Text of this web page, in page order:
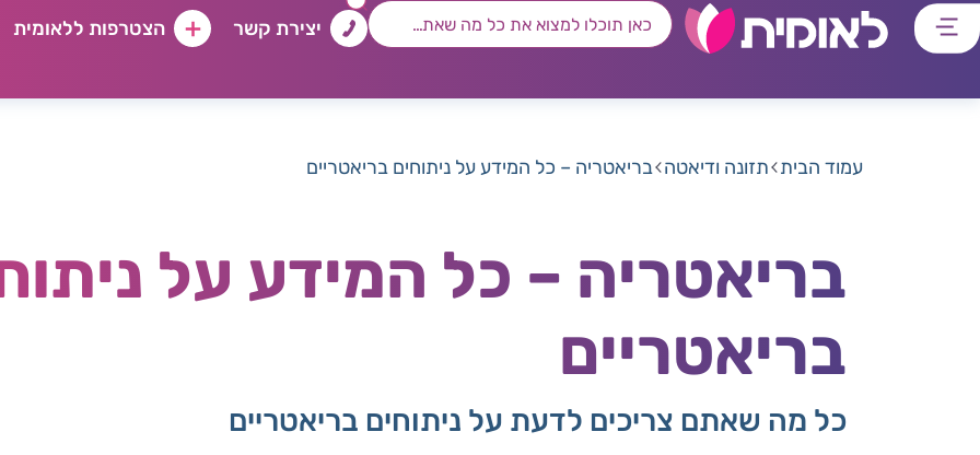
דלג
דלג
דלג
דלג
יצירת קשר הצטרפות ללאומית
עמוד הבית תזונה ודיאטה בריאטריה – כל המידע על ניתוחים בריאטריים
בריאטריה – כל המידע על
בריאטריים
כל מה שאתם צריכים לדעת על ניתוחים בריאטריים